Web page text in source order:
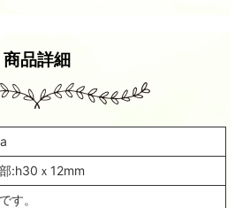
商品詳細
:h30ｘ12mm
す。